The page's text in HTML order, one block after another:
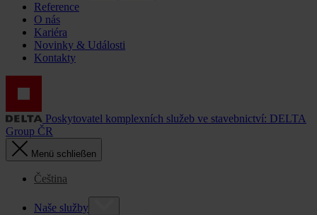
Reference
O nás
Kariéra
Novinky & Události
Kontakty
Poskytovatel komplexních služeb ve stavebnictví: DELTA
Group ČR
Menü schließen
Čeština
Naše služby